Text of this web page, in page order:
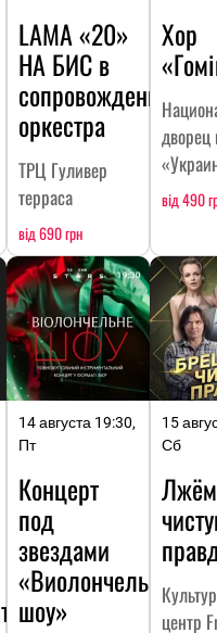
LAMA «20»
НА БИC в
сопровождении
оркестра
ТРЦ Гуливер
терраса
від 690 грн
Хор
дворец
від 490
14 августа 19:30,
Пт
Концерт
под
звездами
«Виолончельное
шоу»
15
Сб
Лжём
центр